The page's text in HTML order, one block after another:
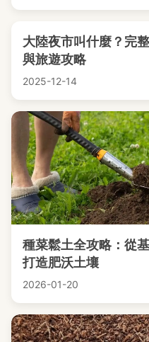
大陸夜市叫什麼？完
與旅遊攻略
2025-12-14
種菜鬆土全攻略：從
打造肥沃土壤
2026-01-20